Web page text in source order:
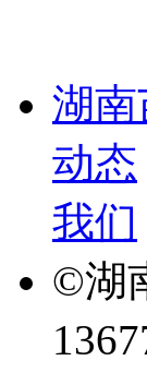
湖南
动态
我们
©湖